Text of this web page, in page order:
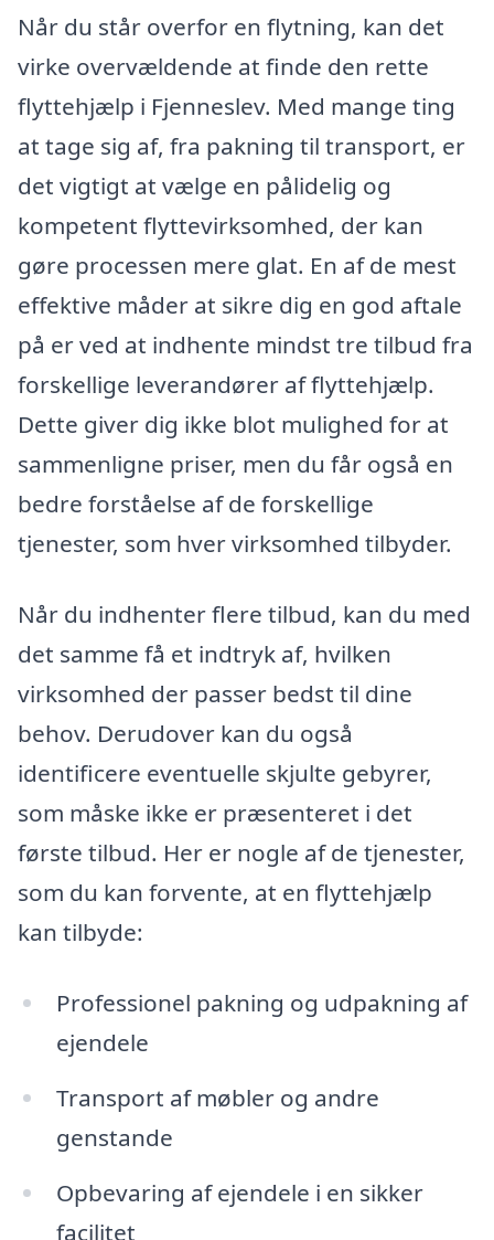
Når du står overfor en flytning, kan det
virke overvældende at finde den rette
flyttehjælp i Fjenneslev. Med mange ting
at tage sig af, fra pakning til transport, er
det vigtigt at vælge en pålidelig og
kompetent flyttevirksomhed, der kan
gøre processen mere glat. En af de mest
effektive måder at sikre dig en god aftale
på er ved at indhente mindst tre tilbud fra
forskellige leverandører af flyttehjælp.
Dette giver dig ikke blot mulighed for at
sammenligne priser, men du får også en
bedre forståelse af de forskellige
tjenester, som hver virksomhed tilbyder.
Når du indhenter flere tilbud, kan du med
det samme få et indtryk af, hvilken
virksomhed der passer bedst til dine
behov. Derudover kan du også
identificere eventuelle skjulte gebyrer,
som måske ikke er præsenteret i det
første tilbud. Her er nogle af de tjenester,
som du kan forvente, at en flyttehjælp
kan tilbyde:
Professionel pakning og udpakning af
ejendele
Transport af møbler og andre
genstande
Opbevaring af ejendele i en sikker
facilitet